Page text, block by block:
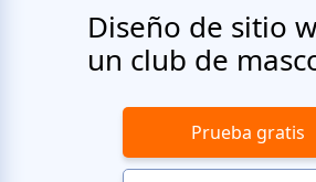
Diseño de sitio
un club de
Prueba gratis